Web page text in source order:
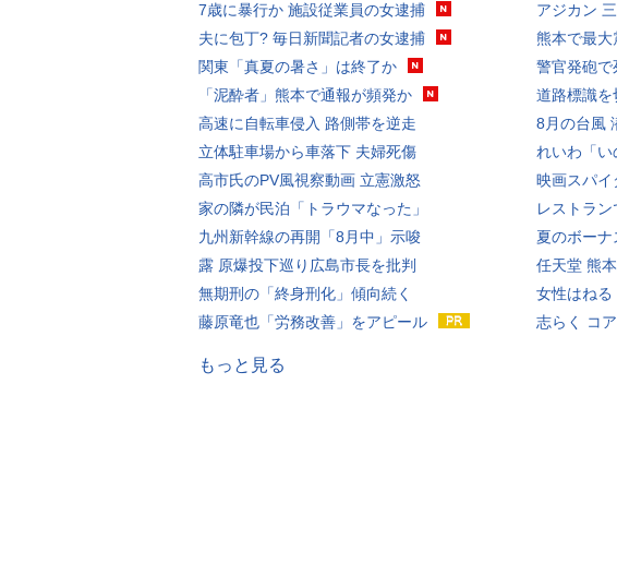
7歳に暴行か 施設従業員の女逮捕
夫に包丁? 毎日新聞記者の女逮捕
関東「真夏の暑さ」は終了か
「泥酔者」熊本で通報が頻発か
高速に自転車侵入 路側帯を逆走
立体駐車場から車落下 夫婦死傷
高市氏のPV風視察動画 立憲激怒
家の隣が民泊「トラウマなった」
九州新幹線の再開「8月中」示唆
露 原爆投下巡り広島市長を批判
無期刑の「終身刑化」傾向続く
藤原竜也「労務改善」をアピール
アジカン
熊本で最
警官発砲で
道路標識を
8月の台風
れいわ「い
映画スパイ
レストラ
夏のボーナ
任天堂 熊
女性はねる
志らく コ
もっと見る